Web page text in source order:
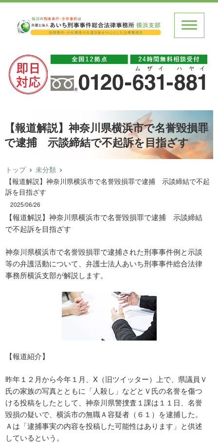
【報道解説】神奈川県横浜市で名誉毀損罪
で逮捕 示談締結で不起訴を目指ざす
トップ
未分類
【報道解説】神奈川県横浜市で名誉毀損罪で逮捕 示談締結で不起
訴を目指ざす
2025/06/26
【報道解説】神奈川県横浜市で名誉毀損罪で逮捕 示談締結
で不起訴を目指ざす
神奈川県横浜市で名誉毀損罪で逮捕された刑事事件例と示談
等の弁護活動について、弁護士法人あいち刑事事件総合法律
事務所横浜支部が解説します。
【報道紹介】
昨年１２月から今年１月​、X（旧ツイッター）上で、県議員Ｖ
氏の家族の写真とともに「人殺し」などとＶ氏の名誉を傷つ
ける投稿をしたとして、神奈川県警捜査１課は１１日、名誉
毀損の疑いで、横浜市の無職Ａ容疑者（６１）を逮捕した。
Ａは「逮捕事実の内容を投稿した可能性はあります」と供述
しているという。